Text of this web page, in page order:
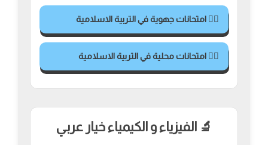
✍🏻 امتحانات جهوية في التربية الاسلامية
✍🏻 امتحانات محلية في التربية الاسلامية
🔬 الفيزياء و الكيمياء خيار عربي